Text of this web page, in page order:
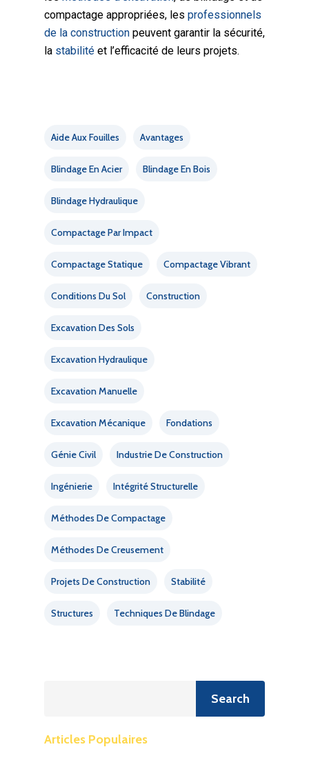
compactage appropriées, les professionnels
de la construction peuvent garantir la sécurité,
la stabilité et l’efficacité de leurs projets.
Aide Aux Fouilles Avantages
Blindage En Acier Blindage En Bois
Blindage Hydraulique
Compactage Par Impact
Compactage Statique Compactage Vibrant
Conditions Du Sol Construction
Excavation Des Sols
Excavation Hydraulique
Excavation Manuelle
Excavation Mécanique Fondations
Génie Civil Industrie De Construction
Ingénierie Intégrité Structurelle
Méthodes De Compactage
Méthodes De Creusement
Projets De Construction Stabilité
Structures Techniques De Blindage
Search
Articles Populaires